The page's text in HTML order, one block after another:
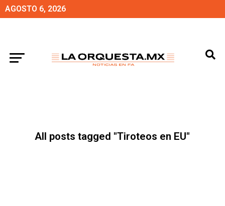
AGOSTO 6, 2026
All posts tagged "Tiroteos en EU"